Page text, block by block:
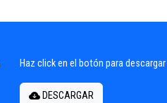
Haz click en el botón para descargar
DESCARGAR